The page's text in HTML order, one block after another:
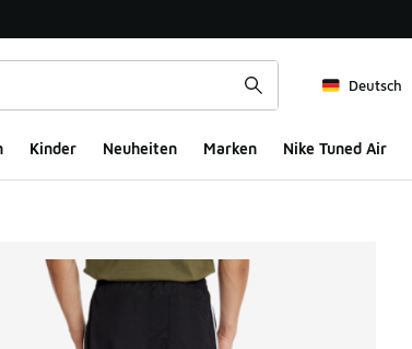
Deutsch
Kinder Neuheiten Marken Nike Tuned Air